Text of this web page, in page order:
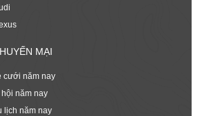
MẠI
cưới năm nay
năm nay
lịch năm nay